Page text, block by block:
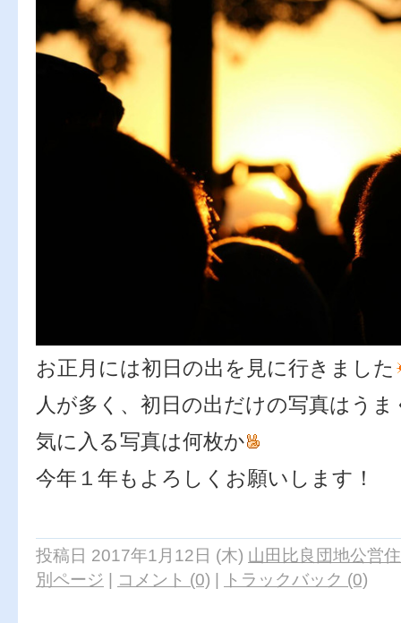
お正月には初日の出を見に行きました
人が多く、初日の出だけの写真はう
気に入る写真は何枚か
今年１年もよろしくお願いします！
投稿日 2017年1月12日 (木) 山田比良団地公営
別ページ | コメント (0) | トラックバック (0)